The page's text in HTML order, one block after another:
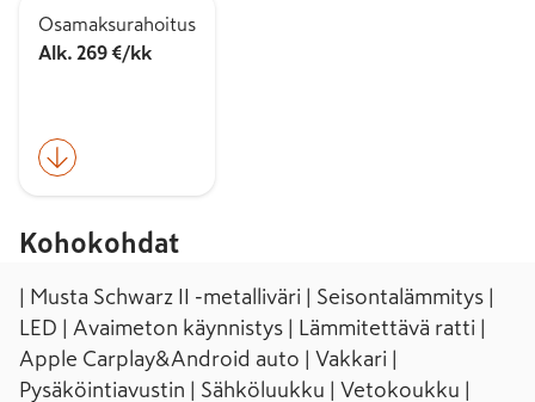
Osamaksurahoitus
Alk. 269 €/kk
Kohokohdat
| Musta Schwarz II -metalliväri | Seisontalämmitys |
LED | Avaimeton käynnistys | Lämmitettävä ratti |
Apple Carplay&Android auto | Vakkari |
Pysäköintiavustin | Sähköluukku | Vetokoukku |